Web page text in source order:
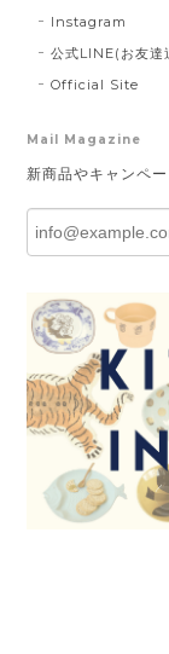
Instagram
公式LINE(お友達
Official Site
Mail Magazine
新商品やキャンペ